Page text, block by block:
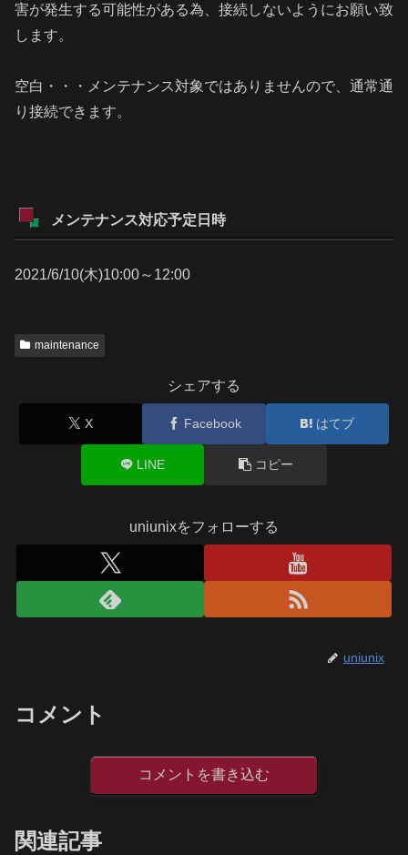
害が発生する可能性がある為、接続しないようにお願い致
します。
空白・・・メンテナンス対象ではありませんので、通常通
り接続できます。
メンテナンス対応予定日時
2021/6/10(木)10:00～12:00
maintenance
シェアする
X Facebook はてブ
LINE コピー
uniunixをフォローする
uniunix
コメント
コメントを書き込む
関連記事